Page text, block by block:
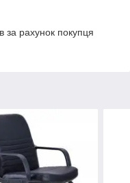
за рахунок покупця